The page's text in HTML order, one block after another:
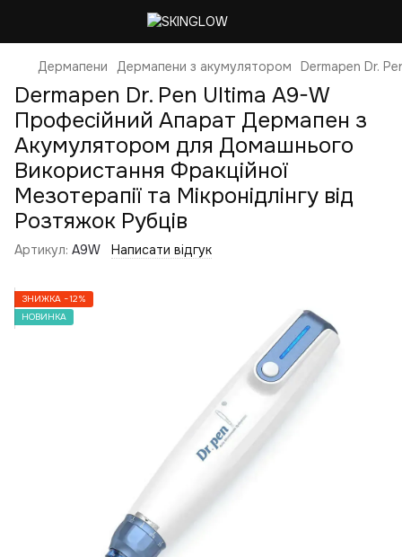
Дермапени Дермапени з акумулятором Dermapen Dr.
Dermapen Dr. Pen Ultima A9-W
Професійний Апарат Дермапен з
Акумулятором для Домашнього
Використання Фракційної
Мезотерапії та Мікронідлінгу від
Розтяжок Рубців
Артикул: A9W Написати відгук
ЗНИЖКА −12%
НОВИНКА